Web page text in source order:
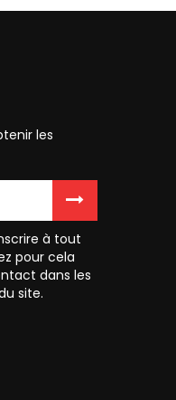
les
à tout
pour cela
dans les
site.